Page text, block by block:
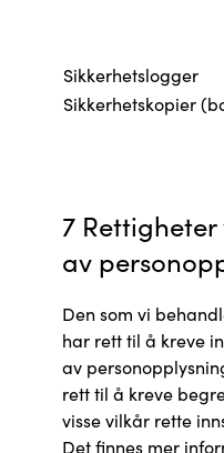
Sikkerhetslogger
Sikkerhetskopier
7
av
Den som vi
har rett til å kreve
av
rett til å kreve
visse vilkår rette
Det finnes mer